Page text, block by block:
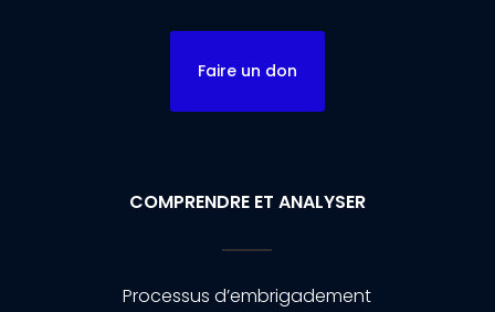
Faire un don
COMPRENDRE ET ANALYSER
Processus d’embrigadement